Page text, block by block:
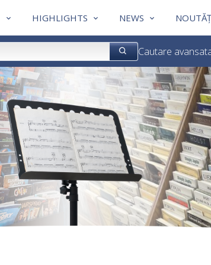
HIGHLIGHTS NEWS
Cautare